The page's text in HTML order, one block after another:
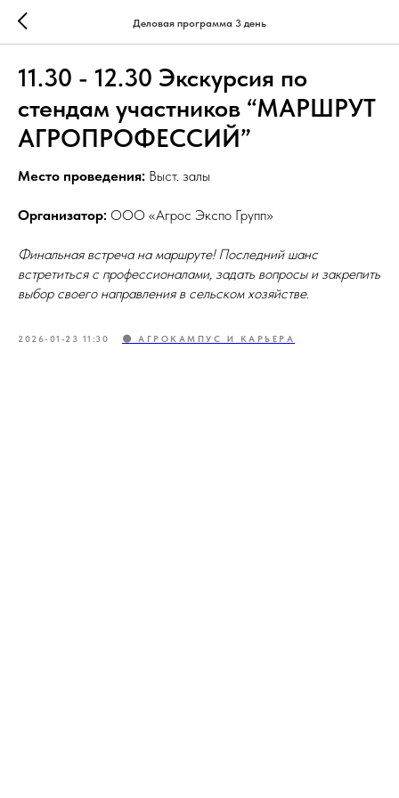
Деловая программа 3 день
11.30 - 12.30 Экскурсия по
стендам участников “МАРШРУТ
АГРОПРОФЕССИЙ”
Место проведения: Выст. залы
Организатор: ООО «Агрос Экспо Групп»
Финальная встреча на маршруте! Последний шанс
встретиться с профессионалами, задать вопросы и закрепить
выбор своего направления в сельском хозяйстве.
2026-01-23 11:30 🟠 АГРОКАМПУС И КАРЬЕРА